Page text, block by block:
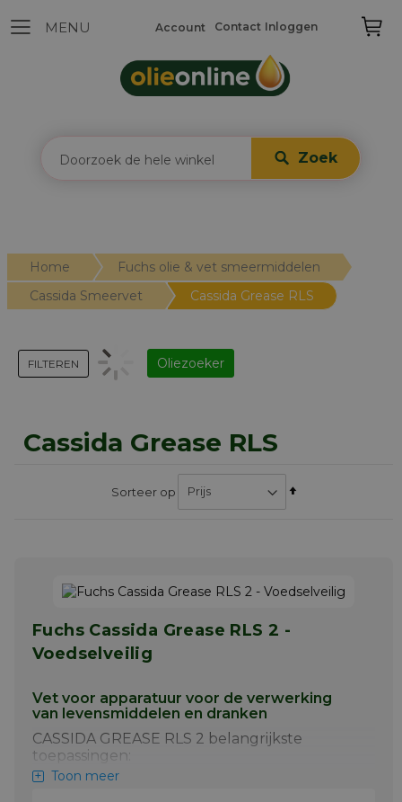
Zoek
Contact Inloggen
Account
Home
Fuchs olie & vet smeermiddelen
Cassida Smeervet
Cassida Grease RLS
Cassida Grease RLS
Sorteer op
Van
Fuchs Cassida Grease RLS 2 -
Voedselveilig
Vet voor apparatuur voor de verwerking
van levensmiddelen en dranken
CASSIDA GREASE RLS 2 belangrijkste
toepassingen:
Walselement en glijlagers
Toon meer
FILTEREN Oliezoeker